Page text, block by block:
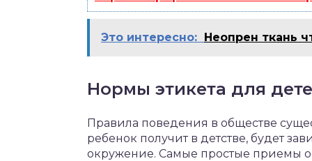
Это интересно: Неопрен ткань
Нормы этикета для
Правила поведения в обществе
ребенок получит в детстве, будет
окружение. Самые простые приемы